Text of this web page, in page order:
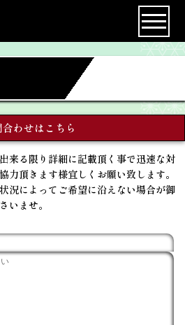
合わせはこちら
来る限り詳細に記載頂く事で迅速な対
力頂きます様宜しくお願い致します。
況によってご希望に沿えない場合が御
いませ。